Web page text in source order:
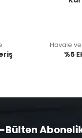
Havale
%5
Bülten